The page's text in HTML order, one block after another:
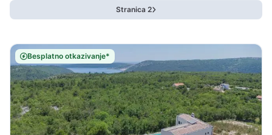
Stranica 2
Besplatno otkazivanje*